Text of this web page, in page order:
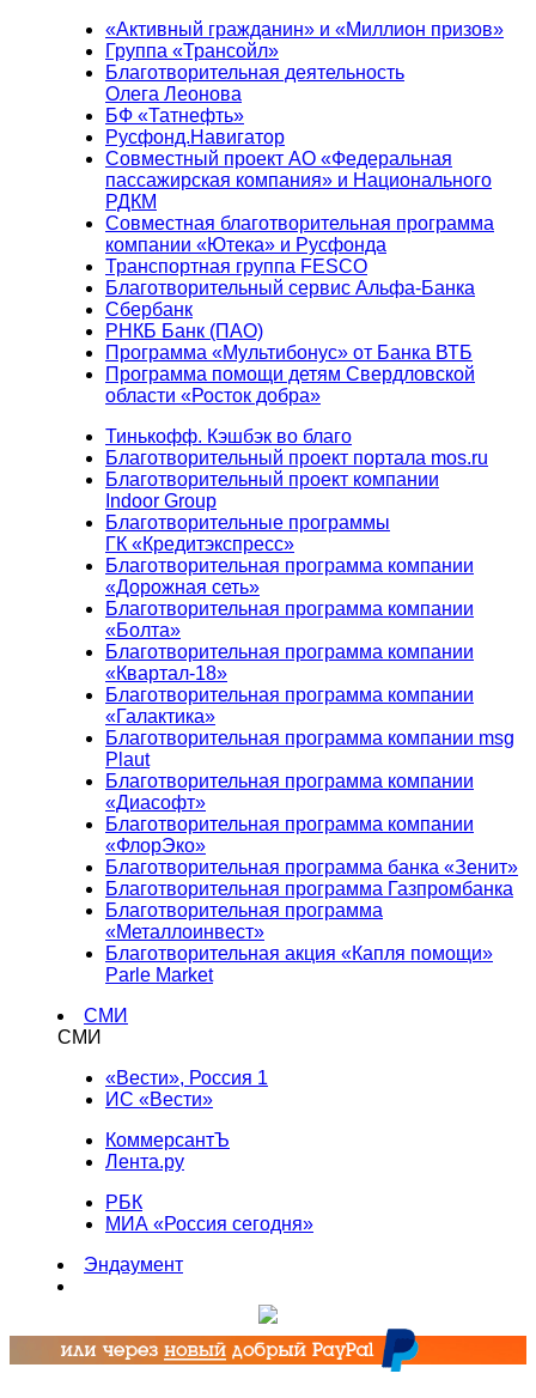
«Активный гражданин» и «Миллион призов»
Группа «Трансойл»
Благотворительная деятельность
Олега Леонова
БФ «Татнефть»
Русфонд.Навигатор
Совместный проект АО «Федеральная
пассажирская компания» и Национального
РДКМ
Совместная благотворительная программа
компании «Ютека» и Русфонда
Транспортная группа FESCO
Благотворительный сервис Альфа-Банка
Сбербанк
РНКБ Банк (ПАО)
Программа «Мультибонус» от Банка ВТБ
Программа помощи детям Свердловской
области «Росток добра»
Тинькофф. Кэшбэк во благо
Благотворительный проект портала mos.ru
Благотворительный проект компании
Indoor Group
Благотворительные программы
ГК «Кредитэкспресс»
Благотворительная программа компании
«Дорожная сеть»
Благотворительная программа компании
«Болта»
Благотворительная программа компании
«Квартал-18»
Благотворительная программа компании
«Галактика»
Благотворительная программа компании msg
Plaut
Благотворительная программа компании
«Диасофт»
Благотворительная программа компании
«ФлорЭко»
Благотворительная программа банка «Зенит»
Благотворительная программа Газпромбанка
Благотворительная программа
«Металлоинвест»
Благотворительная акция «Капля помощи»
Parle Market
СМИ
СМИ
«Вести», Россия 1
ИС «Вести»
КоммерсантЪ
Лента.ру
РБК
МИА «Россия сегодня»
Эндаумент